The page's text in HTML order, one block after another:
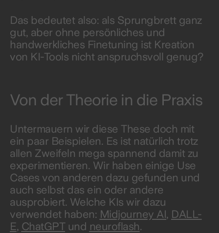
Das bedeutet also: als Sprungbrett ganz
gut, aber ohne persönliches und
handwerkliches Finetuning ist Kreation
von KI-Tools nicht anspruchsvoll genug?
Von der Theorie in die Praxis
Untermauern wir diese These doch mit
ein paar Beispielen. Es ist natürlich trotz
allen Zweifeln mega spannend damit zu
experimentieren. Wir haben einige Use
Cases von anderen dazu gefunden und
auch selbst das ein oder andere
ausprobiert. Welche KIs wir dazu
verwendet haben: Midjourney AI, DALL-
E, ChatGPTund neuroflash.